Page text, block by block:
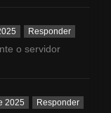
Responder
o servidor
2025 Responder